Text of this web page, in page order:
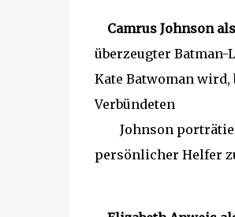
Camrus Johnson
überzeugter Batman-
Kate Batwoman
Verbündeten
Johnson porträtiert
persönlicher Helfer